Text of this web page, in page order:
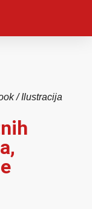
/ Ilustracija